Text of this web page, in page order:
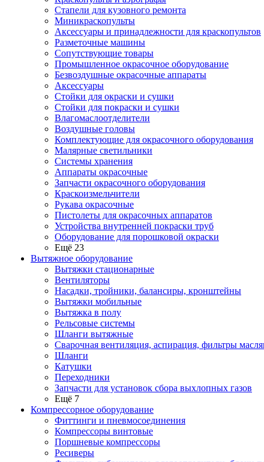
Стапели для кузовного ремонта
Миникраскопульты
Аксессуары и принадлежности для краскопультов
Разметочные машины
Сопутствующие товары
Промышленное окрасочное оборудование
Безвоздушные окрасочные аппараты
Аксессуары
Стойки для окраски и сушки
Стойки для покраски и сушки
Влагомаслоотделители
Воздушные головы
Комплектующие для окрасочного оборудования
Малярные светильники
Системы хранения
Аппараты окрасочные
Запчасти окрасочного оборудования
Краскоизмельчители
Рукава окрасочные
Пистолеты для окрасочных аппаратов
Устройства внутренней покраски труб
Оборудование для порошковой окраски
Ещё 23
Вытяжное оборудование
Вытяжки стационарные
Вентиляторы
Насадки, тройники, балансиры, кронштейны
Вытяжки мобильные
Вытяжка в полу
Рельсовые системы
Шланги вытяжные
Сварочная вентиляция, аспирация, фильтры
Шланги
Катушки
Переходники
Запчасти для установок сбора выхлопных газов
Ещё 7
Компрессорное оборудование
Фиттинги и пневмосоединения
Компрессоры винтовые
Поршневые компрессоры
Ресиверы